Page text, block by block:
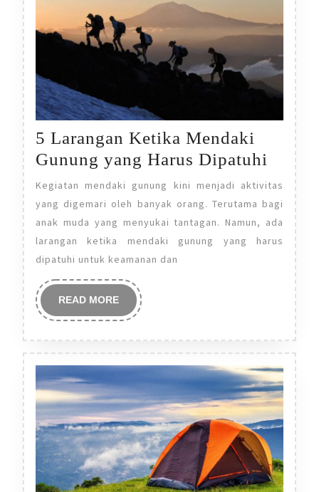
5 Larangan Ketika Mendaki
Gunung yang Harus Dipatuhi
Ketika
yang
Harus
Kegiatan mendaki gunung kini menjadi aktivitas
yang digemari oleh banyak orang. Terutama bagi
anak muda yang menyukai tantagan. Namun, ada
larangan ketika mendaki gunung yang harus
dipatuhi untuk keamanan dan
READ MOREREAD
MORE